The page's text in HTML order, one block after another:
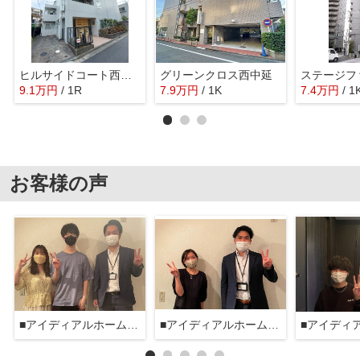
ヒルサイドコート西品川
9.1万円 / 1R
グリーンクロス西中延
7.9万円 / 1K 7.4万円 /
お客様の声
■アイディアルホーム大森本店■ ■アイディアルホーム大森本店■